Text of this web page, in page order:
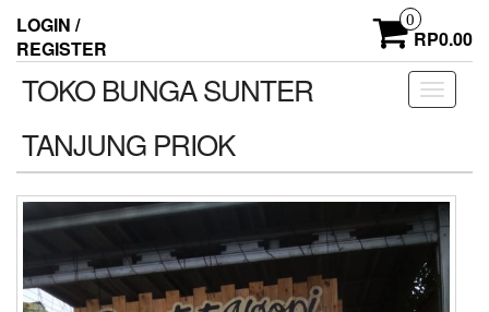
the
content
LOGIN /
REGISTER
0
RP0.00
Toggle
TOKO BUNGA SUNTER
TANJUNG PRIOK